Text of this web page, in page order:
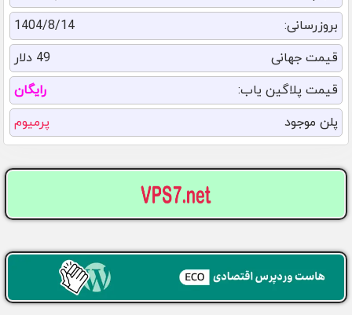
بروزرسانی:
1404/8/14
قیمت جهانی
49 دلار
قیمت پلاگین یاب:
رایگان
پلن موجود
پرمیوم